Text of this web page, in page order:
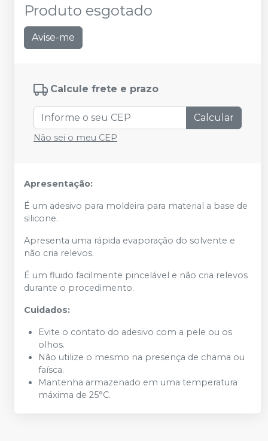
Produto esgotado
Avise-me
Calcule frete e prazo
Calcular
Não sei o meu CEP
Apresentação:
É um adesivo para moldeira para material a base de
silicone.
Apresenta uma rápida evaporação do solvente e
não cria relevos.
É um fluido facilmente pincelável e não cria relevos
durante o procedimento.
Cuidados:
Evite o contato do adesivo com a pele ou os
olhos.
Não utilize o mesmo na presença de chama ou
faísca.
Mantenha armazenado em uma temperatura
máxima de 25°C.